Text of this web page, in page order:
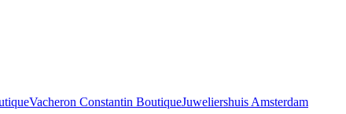
Vacheron Constantin BoutiqueJuweliershuis Amsterdam